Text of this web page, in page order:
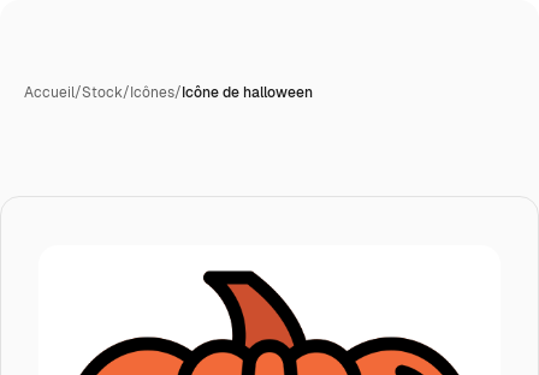
Accueil/Stock/Icônes/Icône de halloween